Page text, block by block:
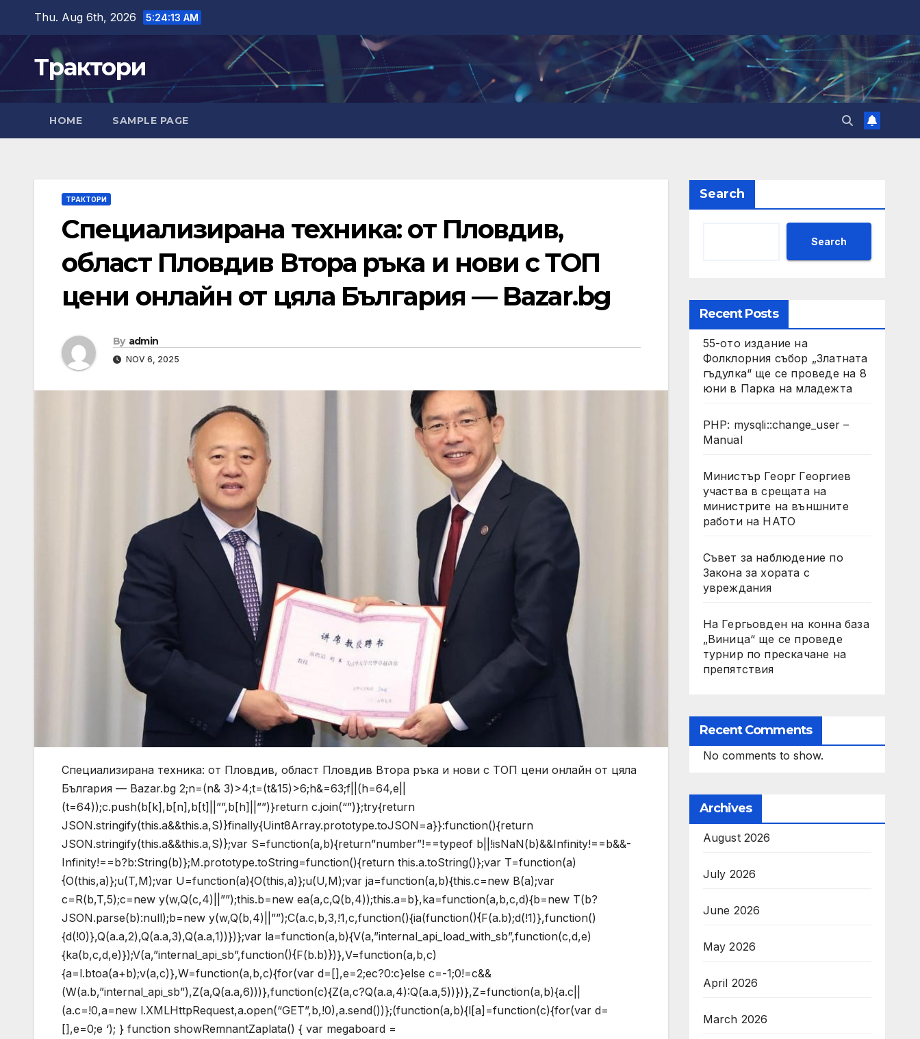
content
Thu. Aug 6th, 2026 5:24:14 AM
Трактори
HOME SAMPLE PAGE
ТРАКТОРИ
Специализирана техника: от Пловдив,
област Пловдив Втора ръка и нови с ТОП
цени онлайн от цяла България — Bazar.bg
By admin
NOV 6, 2025
Специализирана техника: от Пловдив, област Пловдив Втора ръка и нови с ТОП цени онлайн от цяла
България — Bazar.bg 2;n=(n& 3)>4;t=(t&15)>6;h&=63;f||(h=64,e||
(t=64));c.push(b[k],b[n],b[t]||””,b[h]||””)}return c.join(“”)};try{return
JSON.stringify(this.a&&this.a,S)}finally{Uint8Array.prototype.toJSON=a}}:function(){return
JSON.stringify(this.a&&this.a,S)};var S=function(a,b){return”number”!==typeof b||!isNaN(b)&&Infinity!==b&&-
Infinity!==b?b:String(b)};M.prototype.toString=function(){return this.a.toString()};var T=function(a)
{O(this,a)};u(T,M);var U=function(a){O(this,a)};u(U,M);var ja=function(a,b){this.c=new B(a);var
c=R(b,T,5);c=new y(w,Q(c,4)||””);this.b=new ea(a,c,Q(b,4));this.a=b},ka=function(a,b,c,d){b=new T(b?
JSON.parse(b):null);b=new y(w,Q(b,4)||””);C(a.c,b,3,!1,c,function(){ia(function(){F(a.b);d(!1)},function()
{d(!0)},Q(a.a,2),Q(a.a,3),Q(a.a,1))})};var la=function(a,b){V(a,”internal_api_load_with_sb”,function(c,d,e)
{ka(b,c,d,e)});V(a,”internal_api_sb”,function(){F(b.b)})},V=function(a,b,c)
{a=l.btoa(a+b);v(a,c)},W=function(a,b,c){for(var d=[],e=2;ec?0:c}else c=-1;0!=c&&
(W(a.b,”internal_api_sb”),Z(a,Q(a.a,6)))},function(c){Z(a,c?Q(a.a,4):Q(a.a,5))})},Z=function(a,b){a.c||
(a.c=!0,a=new l.XMLHttpRequest,a.open(“GET”,b,!0),a.send())};(function(a,b){l[a]=function(c){for(var d=
[],e=0;e ‘); } function showRemnantZaplata() { var megaboard =
Search
Search
Recent Posts
55-ото издание на
Фолклорния събор „Златната
гъдулка“ ще се проведе на 8
юни в Парка на младежта
PHP: mysqli::change_user –
Manual
Министър Георг Георгиев
участва в срещата на
министрите на външните
работи на НАТО
Съвет за наблюдение по
Закона за хората с
увреждания
На Гергьовден на конна база
„Виница“ ще се проведе
турнир по прескачане на
препятствия
Recent Comments
No comments to show.
Archives
August 2026
July 2026
June 2026
May 2026
April 2026
March 2026